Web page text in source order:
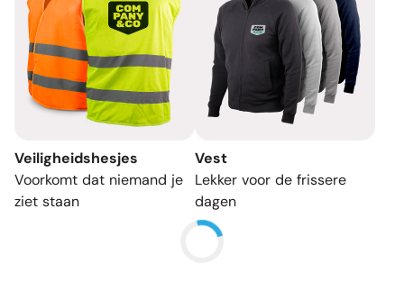
Veiligheidshesjes
Voorkomt dat niemand je
ziet staan
Vest
Lekker voor de frissere
dagen